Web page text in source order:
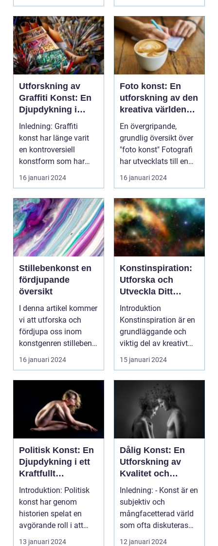
Utforskning av
Graffiti Konst: En
Djupdykning i
dess Mångfald och
Historia
Inledning: Graffiti
konst har länge varit
en kontroversiell
konstform som har
präglat gator och
stad...
16 januari 2024
Foto konst: En
utforskning av den
kreativa världen
genom
kameralinsen
En övergripande,
grundlig översikt över
"foto konst" Fotografi
har utvecklats till en
form av konst...
16 januari 2024
Stillebenkonst en
fördjupande
översikt
I denna artikel kommer
vi att utforska och
fördjupa oss inom
konstgenren stilleben.
Vi kommer att ge...
16 januari 2024
Konstinspiration:
Utforska och
Utveckla Ditt
Kreativa Skapande
Introduktion
Konstinspiration är en
grundläggande och
viktig del av kreativt
skapande inom
konsten....
15 januari 2024
Politisk Konst: En
Djupdykning i ett
Kraftfullt
Uttrycksmedel
Introduktion: Politisk
konst har genom
historien spelat en
avgörande roll i att
utmana och reflekter...
13 januari 2024
Dålig Konst: En
Utforskning av
Kvalitet och
Variation
Inledning: - Konst är en
subjektiv och
mångfacetterad värld
som ofta diskuteras
utifrån estetiska be...
12 januari 2024